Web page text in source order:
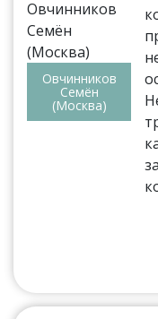
Овчинников
Семён
(Москва)